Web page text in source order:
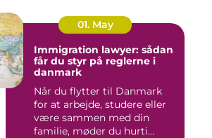
01. May
Immigration lawyer: sådan
får du styr på reglerne i
danmark
Når du flytter til Danmark
for at arbejde, studere eller
være sammen med din
familie, møder du hurti...